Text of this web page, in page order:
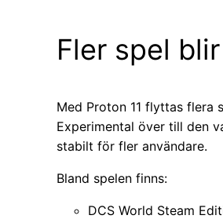
Fler spel
Med Proton 11 flyttas flera
Experimental över till den
stabilt för fler användare.
Bland spelen finns:
DCS World Steam